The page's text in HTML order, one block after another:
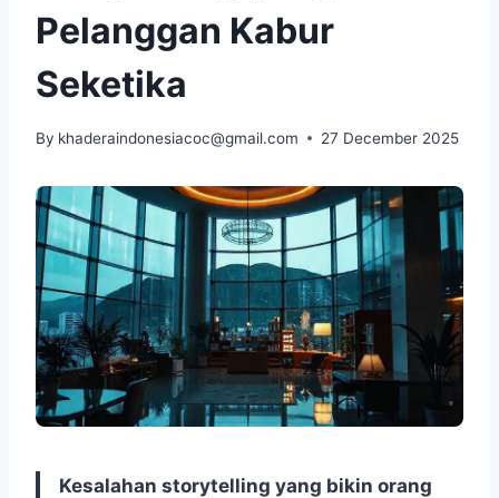
Pelanggan Kabur
Seketika
By khaderaindonesiacoc@gmail.com 27 December 2025
Kesalahan storytelling yang bikin orang